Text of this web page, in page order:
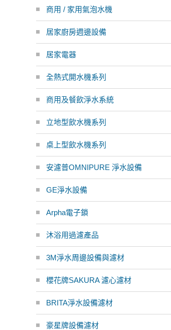
商用 / 家用氣泡水機
居家廚房週邊設備
居家電器
全熱式開水機系列
商用及餐飲淨水系統
立地型飲水機系列
桌上型飲水機系列
安濾普OMNIPURE 淨水設備
GE淨水設備
Arpha電子鎖
沐浴用過濾產品
3M淨水周邊設備與濾材
櫻花牌SAKURA 濾心濾材
BRITA淨水設備濾材
豪星牌設備濾材